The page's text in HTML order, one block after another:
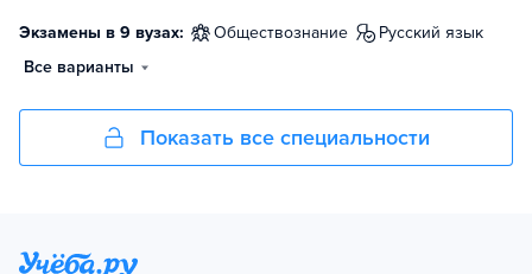
Экзамены в 9 вузах: обществознание
русский язык
Все варианты
Показать все специальности